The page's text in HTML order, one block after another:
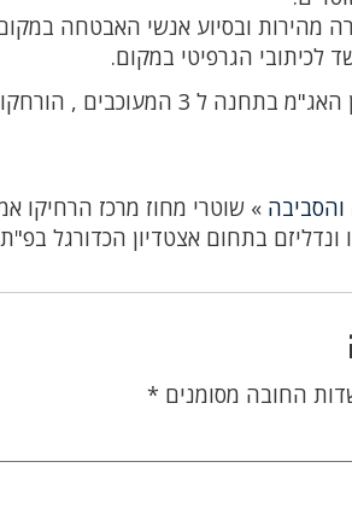
»
בתחום אצטדיון הכדורגל בפ"ת
החובה מסומנים *